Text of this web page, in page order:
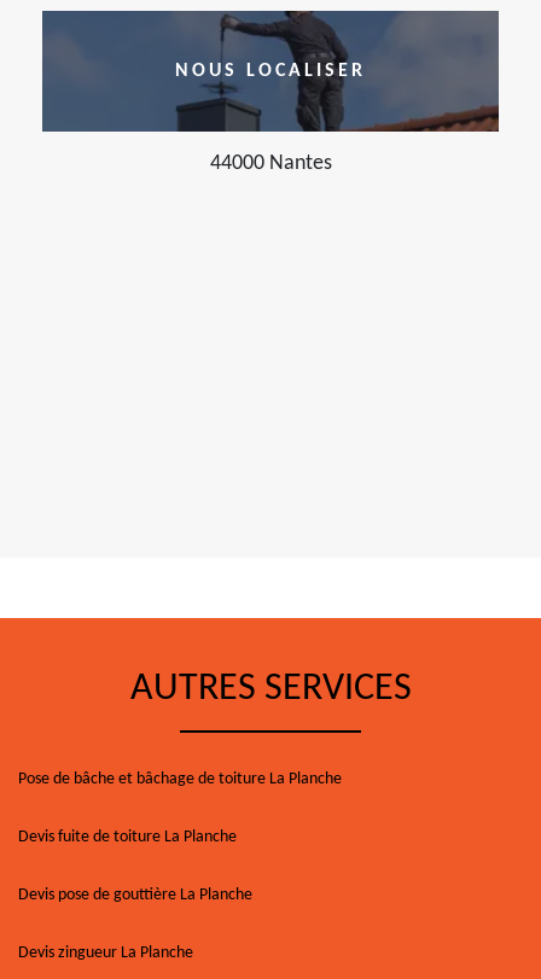
NOUS LOCALISER
44000 Nantes
AUTRES SERVICES
Pose de bâche et bâchage de toiture La Planche
Devis fuite de toiture La Planche
Devis pose de gouttière La Planche
Devis zingueur La Planche